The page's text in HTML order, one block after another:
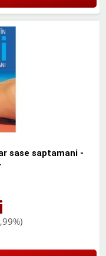
sase saptamani -